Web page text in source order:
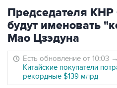
Председателя
будут именовать
Мао Цзэдуна
Есть обновление от 10:03 →
Китайские покупатели
рекордные $139 млрд